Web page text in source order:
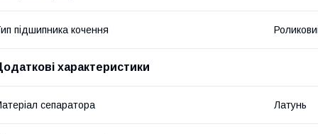
підшипника кочення
характеристики
сепаратора Латунь